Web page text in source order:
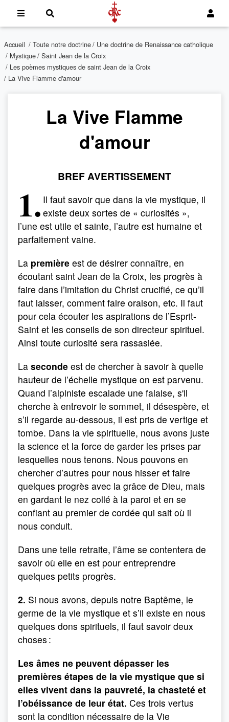
Accueil / Toute notre doctrine/ Une doctrine de Renaissance catholique
/ Mystique/ Saint Jean de la Croix
/ Les poèmes mystiques de saint Jean de la Croix
/ La Vive Flamme d'amour
La Vive Flamme
d'amour
BREF AVERTISSEMENT
1. Il faut savoir que dans la vie mystique, il
existe deux sortes de « curiosités »,
l’une est utile et sainte, l’autre est humaine et
parfaitement vaine.
La première est de désirer connaître, en
écoutant saint Jean de la Croix, les progrès à
faire dans l’imitation du Christ crucifié, ce qu’il
faut laisser, comment faire oraison, etc. Il faut
pour cela écouter les aspirations de l’Esprit-
Saint et les conseils de son directeur spirituel.
Ainsi toute curiosité sera rassasiée.
La seconde est de chercher à savoir à quelle
hauteur de l’échelle mystique on est parvenu.
Quand l’alpiniste escalade une falaise, s'il
cherche à entrevoir le sommet, il désespère, et
s’il regarde au-dessous, il est pris de vertige et
tombe. Dans la vie spirituelle, nous avons juste
la science et la force de garder les prises par
lesquelles nous tenons. Nous pouvons en
chercher d’autres pour nous hisser et faire
quelques progrès avec la grâce de Dieu, mais
en gardant le nez collé à la paroi et en se
confiant au premier de cordée qui sait où il
nous conduit.
Dans une telle retraite, l’âme se contentera de
savoir où elle en est pour entreprendre
quelques petits progrès.
2. Si nous avons, depuis notre Baptême, le
germe de la vie mystique et s’il existe en nous
quelques dons spirituels, il faut savoir deux
choses :
Les âmes ne peuvent dépasser les
premières étapes de la vie mystique que si
elles vivent dans la pauvreté, la chasteté et
l’obéissance de leur état. Ces trois vertus
sont la condition nécessaire de la Vie